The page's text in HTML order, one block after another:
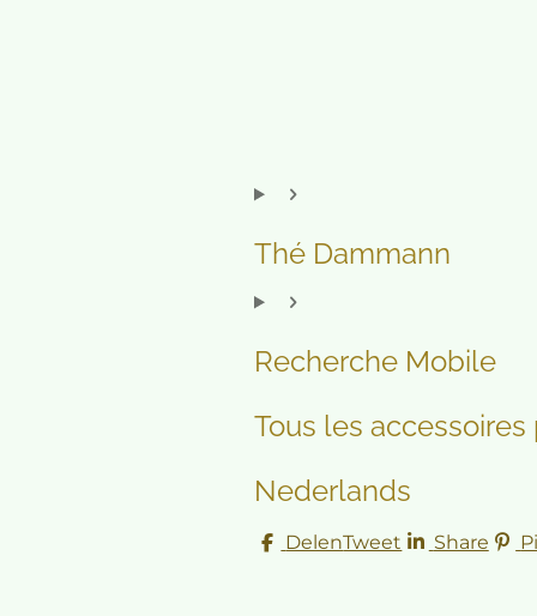
Thé Dammann
Recherche Mobile
Tous les
Nederlands
DelenTweet Share